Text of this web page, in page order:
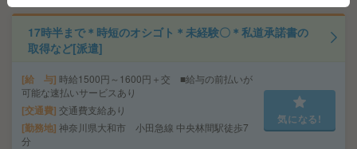
17時半まで＊時短のオシゴト＊未経験〇＊私道承諾書の
取得など[派遣]
給 与 時給1500円～1600円＋交 ■給与の前払いが
可能な速払いサービスあり
交通費 交通費支給あり
勤務地 神奈川県大和市 小田急線 中央林間駅徒歩7
分
気になる!